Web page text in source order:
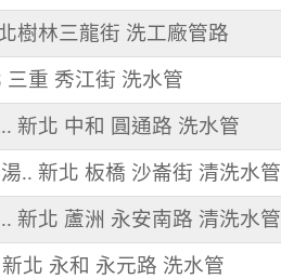
樹林三龍街 洗工廠管路
三重 秀江街 洗水管
新北 中和 圓通路 洗水管
.. 新北 板橋 沙崙街 清洗水管
新北 蘆洲 永安南路 清洗水管
北 永和 永元路 洗水管